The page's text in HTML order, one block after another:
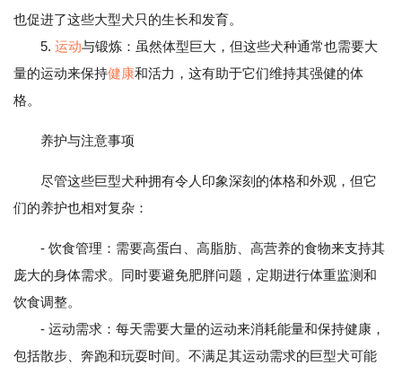
也促进了这些大型犬只的生长和发育。
5. 运动与锻炼：虽然体型巨大，但这些犬种通常也需要大
量的运动来保持健康和活力，这有助于它们维持其强健的体
格。
养护与注意事项
尽管这些巨型犬种拥有令人印象深刻的体格和外观，但它
们的养护也相对复杂：
- 饮食管理：需要高蛋白、高脂肪、高营养的食物来支持其
庞大的身体需求。同时要避免肥胖问题，定期进行体重监测和
饮食调整。
- 运动需求：每天需要大量的运动来消耗能量和保持健康，
包括散步、奔跑和玩耍时间。不满足其运动需求的巨型犬可能